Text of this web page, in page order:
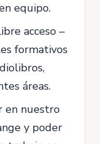
equipo.
acceso –
formativos
áreas.
en nuestro
y poder